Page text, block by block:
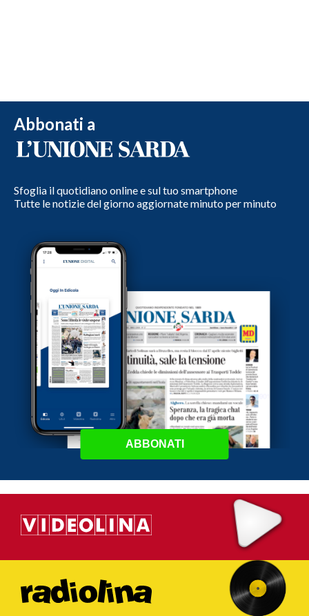
Abbonati a
Sfoglia il quotidiano online e sul tuo smartphone
Tutte le notizie del giorno aggiornate minuto per minuto
ABBONATI